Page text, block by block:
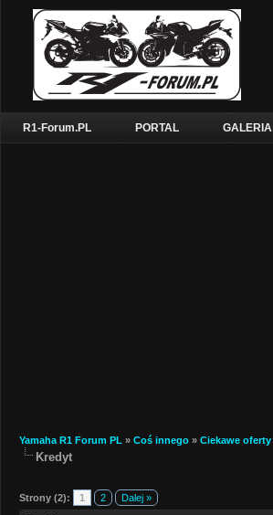
R1-Forum.PL PORTAL GALERIA
Yamaha R1 Forum PL » Coś innego » Ciekawe oferty
Kredyt
Strony (2): 1 2 Dalej »